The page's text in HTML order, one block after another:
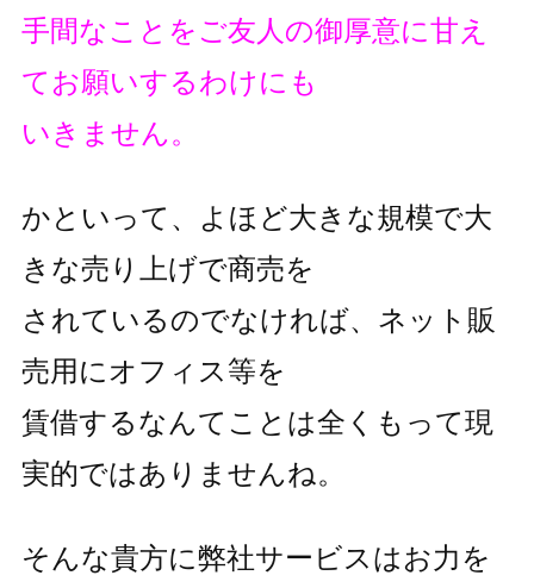
手間なことをご友人の御厚意に甘え
てお願いするわけにも
いきません。
かといって、よほど大きな規模で大
きな売り上げで商売を
されているのでなければ、ネット販
売用にオフィス等を
賃借するなんてことは全くもって現
実的ではありませんね。
そんな貴方に弊社サービスはお力を